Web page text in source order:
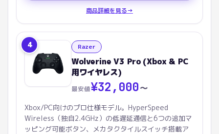
商品詳細を見る→
4 Razer
Wolverine V3 Pro (Xbox & PC
用ワイヤレス)
最安値¥32,000〜
Xbox/PC向けのプロ仕様モデル。HyperSpeed
Wireless（独自2.4GHz）の低遅延通信と6つの追加マ
ッピング可能ボタン、メカタクタイルスイッチ搭載ア